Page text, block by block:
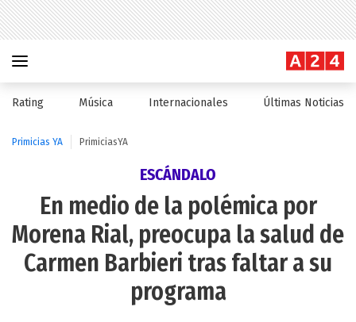
Rating Música Internacionales Últimas Noticias
Primicias YA PrimiciasYA
ESCÁNDALO
En medio de la polémica por
Morena Rial, preocupa la salud de
Carmen Barbieri tras faltar a su
programa